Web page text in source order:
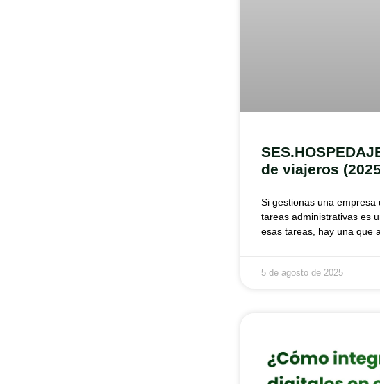
de viajeros
Si gestionas una
tareas administrativas es
esas tareas, hay una que
5 de agosto de 2025